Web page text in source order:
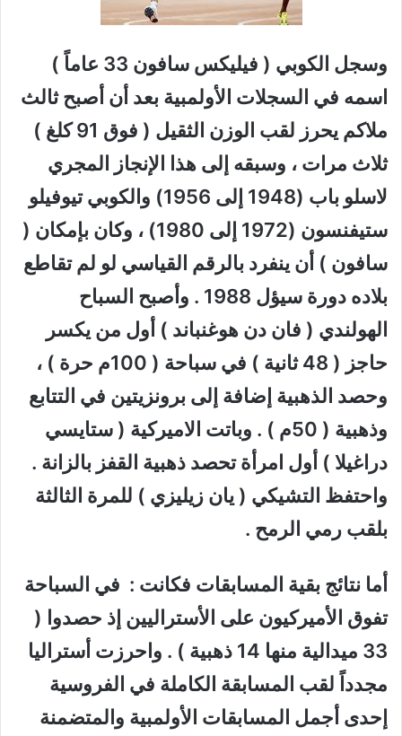
وسجل الكوبي ( فيليكس سافون 33 عاماً )
اسمه في السجلات الأولمبية بعد أن أصبح ثالث
ملاكم يحرز لقب الوزن الثقيل ( فوق 91 كلغ )
ثلاث مرات ، وسبقه إلى هذا الإنجاز المجري
لاسلو باب (1948 إلى 1956) والكوبي تيوفيلو
ستيفنسون (1972 إلى 1980) ، وكان بإمكان (
سافون ) أن ينفرد بالرقم القياسي لو لم تقاطع
بلاده دورة سيؤل 1988 . وأصبح السباح
الهولندي ( فان دن هوغنباند ) أول من يكسر
حاجز ( 48 ثانية ) في سباحة ( 100م حرة ) ،
وحصد الذهبية إضافة إلى برونزيتين في التتابع
وذهبية ( 50م ) . وباتت الاميركية ( ستايسي
دراغيلا ) أول امرأة تحصد ذهبية القفز بالزانة .
واحتفظ التشيكي ( يان زيليزي ) للمرة الثالثة
بلقب رمي الرمح .
أما نتائج بقية المسابقات فكانت : في السباحة
تفوق الأميركيون على الأستراليين إذ حصدوا (
33 ميدالية منها 14 ذهبية ) . واحرزت أستراليا
مجدداً لقب المسابقة الكاملة في الفروسية
إحدى أجمل المسابقات الأولمبية والمتضمنة